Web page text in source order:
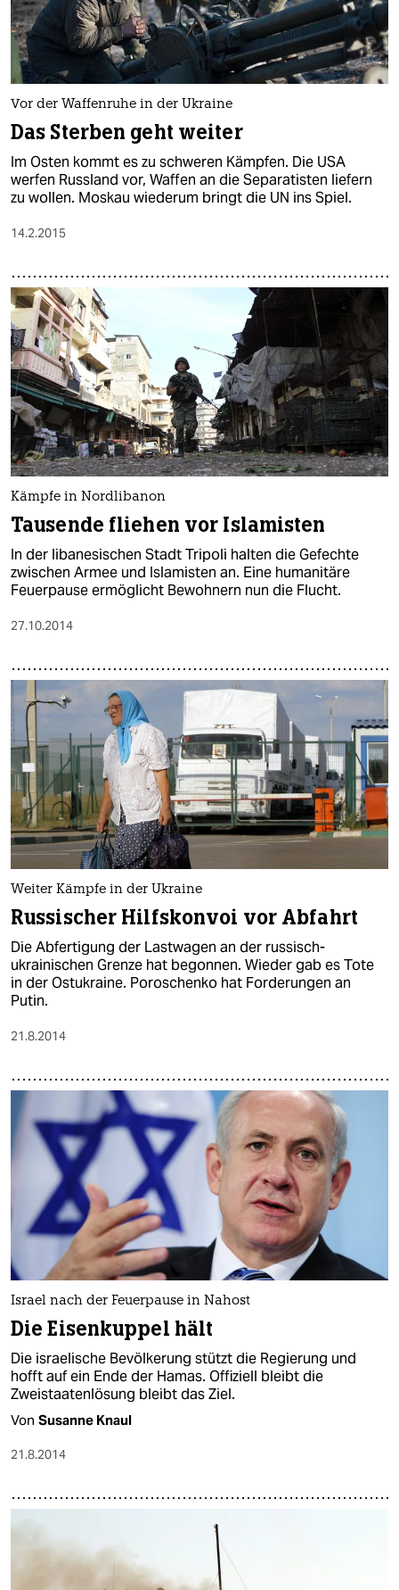
Vor der Waffenruhe in der Ukraine
Das Sterben geht weiter
Im Osten kommt es zu schweren Kämpfen. Die USA
werfen Russland vor, Waffen an die Separatisten liefern
zu wollen. Moskau wiederum bringt die UN ins Spiel.
14.2.2015
Kämpfe in Nordlibanon
Tausende fliehen vor Islamisten
In der libanesischen Stadt Tripoli halten die Gefechte
zwischen Armee und Islamisten an. Eine humanitäre
Feuerpause ermöglicht Bewohnern nun die Flucht.
27.10.2014
Weiter Kämpfe in der Ukraine
Russischer Hilfskonvoi vor Abfahrt
Die Abfertigung der Lastwagen an der russisch-
ukrainischen Grenze hat begonnen. Wieder gab es Tote
in der Ostukraine. Poroschenko hat Forderungen an
Putin.
21.8.2014
Israel nach der Feuerpause in Nahost
Die Eisenkuppel hält
Die israelische Bevölkerung stützt die Regierung und
hofft auf ein Ende der Hamas. Offiziell bleibt die
Zweistaatenlösung bleibt das Ziel.
Von Susanne Knaul
21.8.2014